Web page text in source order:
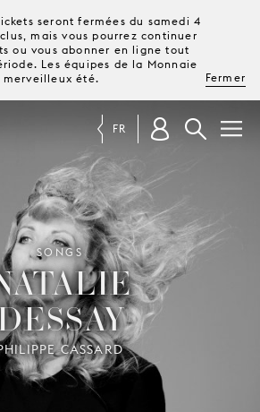
seront fermées du samedi 4
mais vous pourrez continuer
ou vous abonner en ligne tout
Les équipes de la Monnaie
merveilleux été.
Fermer
PROGRAMME
MAGAZINE
TICKETS &
ABONNEMENTS
VOTRE
VISITE
FR
SONGS
CASSARD